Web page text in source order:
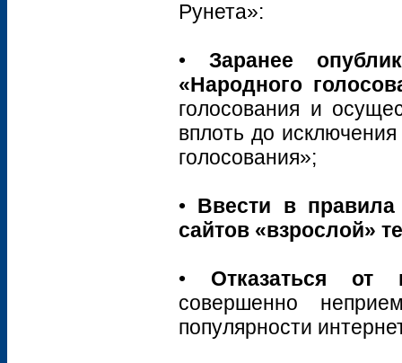
Рунета»:
• Заранее
«Народного
голосования и
вплоть до
голосования»;
• Ввести в
сайтов «взрослой»
• Отказаться от
совершенно
популярности